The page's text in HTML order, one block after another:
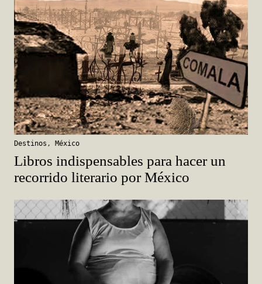
Destinos , México
Libros indispensables para hacer un
recorrido literario por México